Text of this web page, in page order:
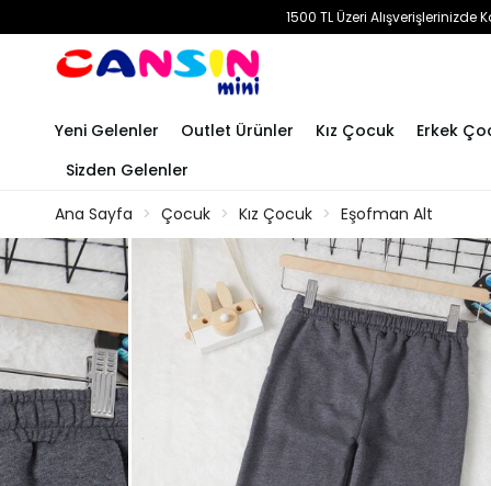
1500 TL Üzeri
Yeni Gelenler Outlet Ürünler Kız Çocuk
Erkek
Sizden Gelenler
Ana Sayfa
Çocuk Kız Çocuk Eşofman Alt